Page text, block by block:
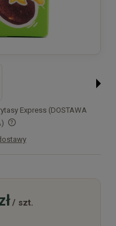
Express (DOSTAWA
płatności
/ szt.